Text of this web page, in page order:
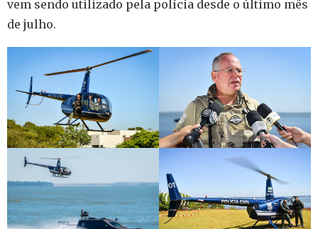
vem sendo utilizado pela polícia desde o último mês
de julho.